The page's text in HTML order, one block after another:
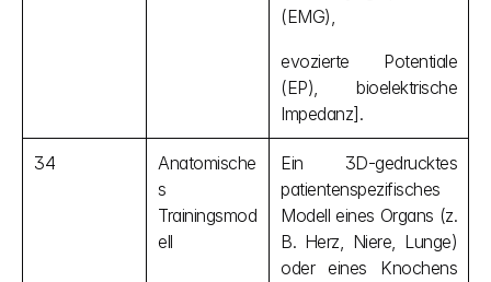
(EMG),
evozierte Potentiale
(EP), bioelektrische
Impedanz].
34
Anatomische
s
Trainingsmod
ell
Ein 3D-gedrucktes
patientenspezifisches
Modell eines Organs (z.
B. Herz, Niere, Lunge)
oder eines Knochens